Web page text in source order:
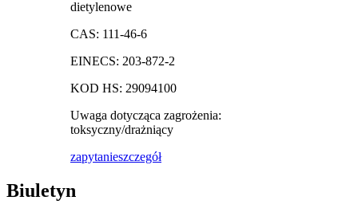
dietylenowe
CAS: 111-46-6
EINECS: 203-872-2
KOD HS: 29094100
Uwaga dotycząca zagrożenia:
toksyczny/drażniący
zapytanieszczegół
Biuletyn